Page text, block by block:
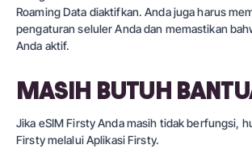
Roaming Data diaktifkan. Anda juga harus
pengaturan seluler Anda dan memastikan
Anda aktif.
MASIH BUTUH
Jika eSIM Firsty Anda masih tidak berfungsi,
Firsty melalui Aplikasi Firsty.